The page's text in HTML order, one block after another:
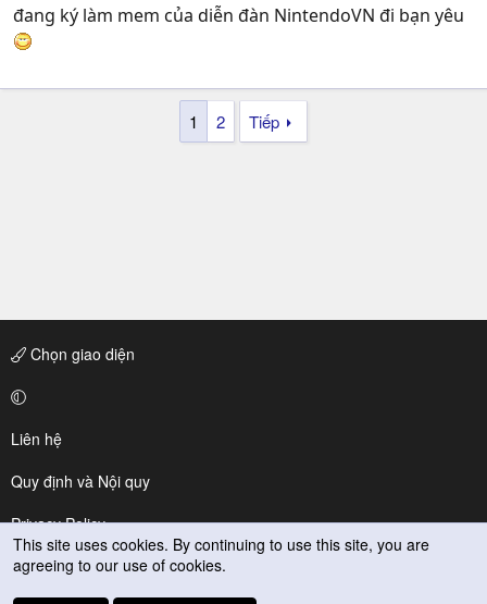
đang ký làm mem của diễn đàn NintendoVN đi bạn yêu
1 2 Tiếp
Chọn giao diện
Liên hệ
Quy định và Nội quy
Privacy Policy
Trợ giúp
This site uses cookies. By continuing to use this site, you are
agreeing to our use of cookies.